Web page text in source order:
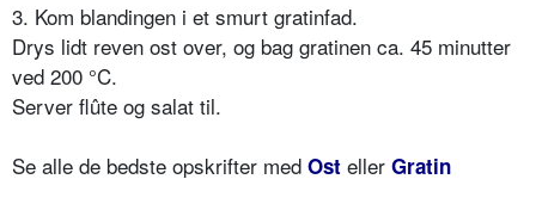
3. Kom blandingen i et smurt gratinfad.
Drys lidt reven ost over, og bag gratinen ca. 45 minutter
ved 200 °C.
Server flûte og salat til.
Se alle de bedste opskrifter med Ost eller Gratin